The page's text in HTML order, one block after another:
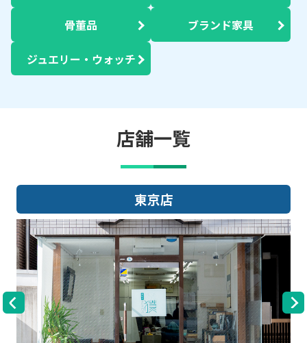
骨董品 ブランド家具
ジュエリー・ウォッチ
店舗一覧
大阪店